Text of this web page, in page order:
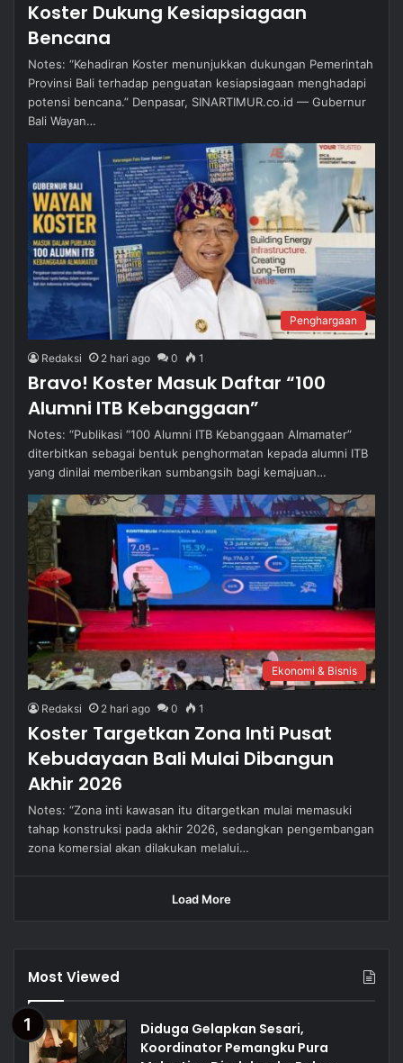
Koster Dukung Kesiapsiagaan
Bencana
Notes: “Kehadiran Koster menunjukkan dukungan Pemerintah
Provinsi Bali terhadap penguatan kesiapsiagaan menghadapi
potensi bencana.” Denpasar, SINARTIMUR.co.id — Gubernur
Bali Wayan…
Penghargaan
Redaksi 2 hari ago 0 1
Bravo! Koster Masuk Daftar “100
Alumni ITB Kebanggaan”
Notes: “Publikasi “100 Alumni ITB Kebanggaan Almamater”
diterbitkan sebagai bentuk penghormatan kepada alumni ITB
yang dinilai memberikan sumbangsih bagi kemajuan…
Ekonomi & Bisnis
Redaksi 2 hari ago 0 1
Koster Targetkan Zona Inti Pusat
Kebudayaan Bali Mulai Dibangun
Akhir 2026
Notes: “Zona inti kawasan itu ditargetkan mulai memasuki
tahap konstruksi pada akhir 2026, sedangkan pengembangan
zona komersial akan dilakukan melalui…
Load More
Most Viewed
Diduga Gelapkan Sesari,
Koordinator Pemangku Pura